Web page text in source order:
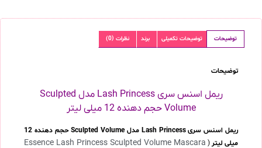
توضیحات توضیحات تکمیلی برند نظرات (0)
توضیحات
ریمل اسنس سری Lash Princess مدل Sculpted
Volume حجم دهنده 12 میلی لیتر
ریمل اسنس سری Lash Princess مدل Sculpted Volume حجم دهنده 12
میلی لیتر (
Essence Lash Princess Sculpted Volume Mascara